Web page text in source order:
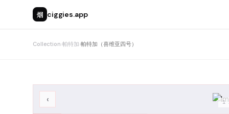
烟 ciggies.app
Collection›帕特加›帕特加（喜维亚四号）
‹ 1